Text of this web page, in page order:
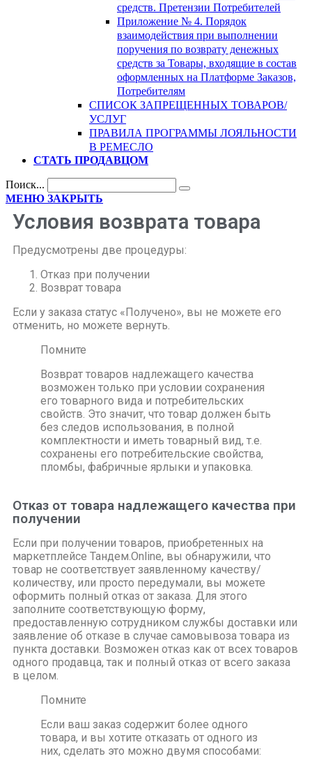
средств. Претензии Потребителей
Приложение № 4. Порядок
взаимодействия при выполнении
поручения по возврату денежных
средств за Товары, входящие в состав
оформленных на Платформе Заказов,
Потребителям
СПИСОК ЗАПРЕЩЕННЫХ ТОВАРОВ/
УСЛУГ
ПРАВИЛА ПРОГРАММЫ ЛОЯЛЬНОСТИ
В РЕМЕСЛО
СТАТЬ ПРОДАВЦОМ
Поиск...
МЕНЮ ЗАКРЫТЬ
Условия возврата товара
Предусмотрены две процедуры:
Отказ при получении
Возврат товара
Если у заказа статус «Получено», вы не можете его
отменить, но можете вернуть.
Помните
Возврат товаров надлежащего качества
возможен только при условии сохранения
его товарного вида и потребительских
свойств. Это значит, что товар должен быть
без следов использования, в полной
комплектности и иметь товарный вид, т.е.
сохранены его потребительские свойства,
пломбы, фабричные ярлыки и упаковка.
Отказ от товара надлежащего качества при
получении
Если при получении товаров, приобретенных на
маркетплейсе Тандем.Online, вы обнаружили, что
товар не соответствует заявленному качеству/
количеству, или просто передумали, вы можете
оформить полный отказ от заказа. Для этого
заполните соответствующую форму,
предоставленную сотрудником службы доставки или
заявление об отказе в случае самовывоза товара из
пункта доставки. Возможен отказ как от всех товаров
одного продавца, так и полный отказ от всего заказа
в целом.
Помните
Если ваш заказ содержит более одного
товара, и вы хотите отказать от одного из
них, сделать это можно двумя способами: